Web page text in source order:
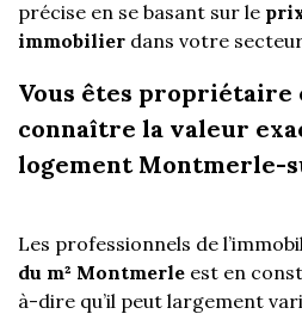
précise en se basant sur le
immobilier dans votre
Vous êtes propriétaire
connaître la valeur
logement Montmerle-
Les professionnels de
du m² Montmerle est en
à-dire qu’il peut largement